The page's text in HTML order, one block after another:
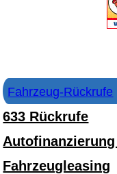
Fahrzeug-Rückrufe
633 Rückrufe
Autofinanzierung
Fahrzeugleasing